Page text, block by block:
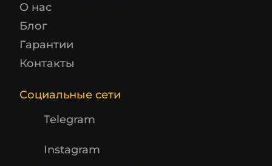
О нас
Блог
Гарантии
Контакты
Социальные сети
Telegram
Instagram